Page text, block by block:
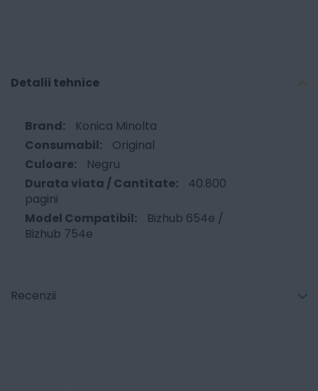
Detalii tehnice
Konica Minolta
Original
Negru
40.800
pagini
Bizhub 654e /
Bizhub 754e
Recenzii